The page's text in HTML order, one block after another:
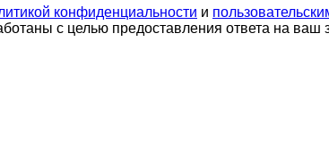
конфиденциальности и
с целью предоставления ответа на ваш